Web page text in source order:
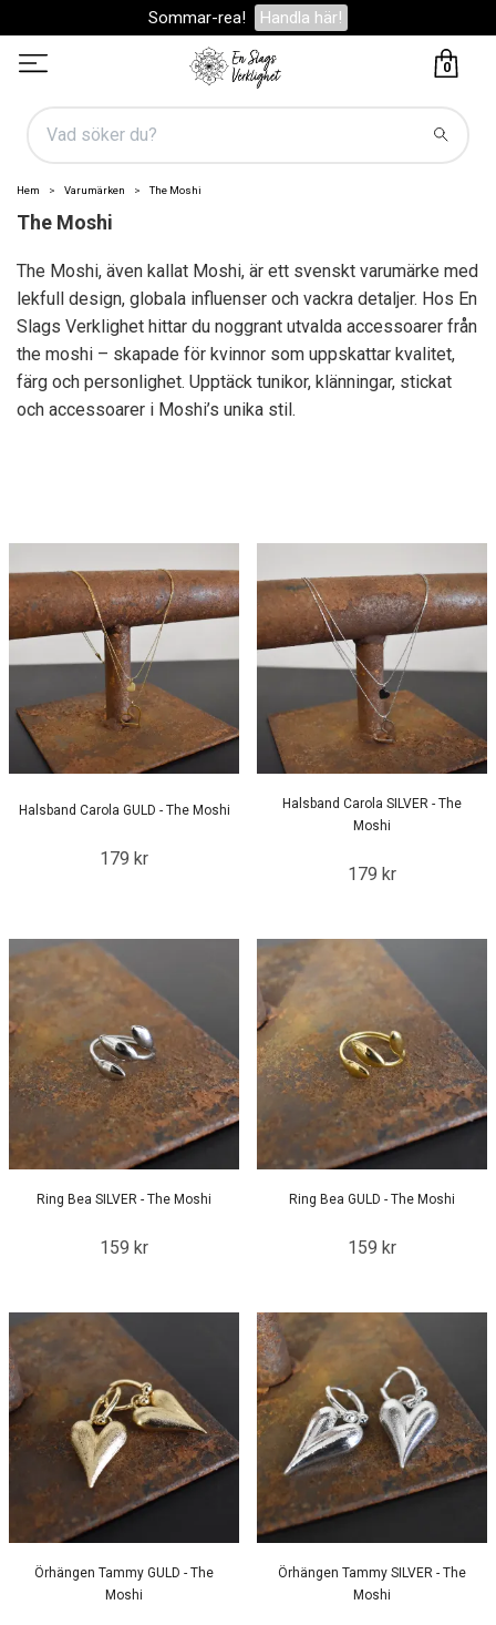
Sommar-rea! Handla här!
0
Hem Varumärken The Moshi
The Moshi
The Moshi, även kallat Moshi, är ett svenskt varumärke med
lekfull design, globala influenser och vackra detaljer. Hos En
Slags Verklighet hittar du noggrant utvalda accessoarer från
the moshi – skapade för kvinnor som uppskattar kvalitet,
färg och personlighet. Upptäck tunikor, klänningar, stickat
och accessoarer i Moshi’s unika stil.
Halsband Carola GULD - The Moshi
179 kr
Halsband Carola SILVER - The
Moshi
179 kr
Ring Bea SILVER - The Moshi
159 kr
Ring Bea GULD - The Moshi
159 kr
Örhängen Tammy GULD - The
Moshi
Örhängen Tammy SILVER - The
Moshi